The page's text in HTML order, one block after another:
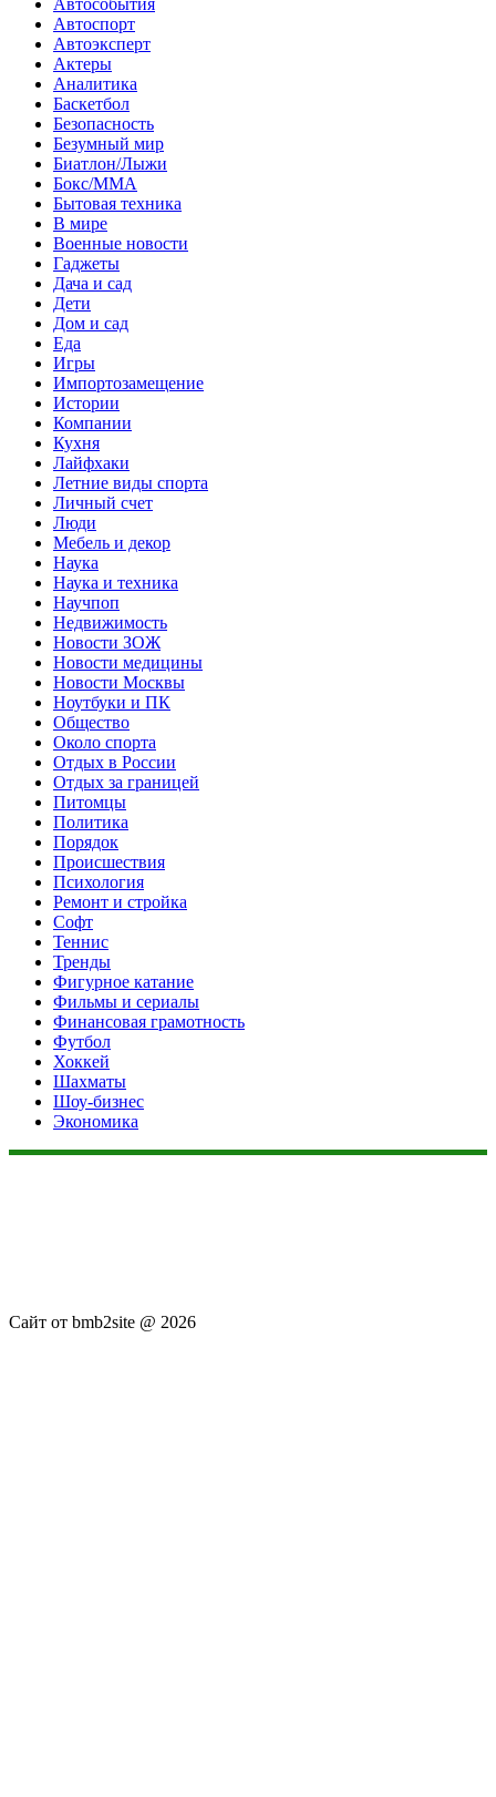
Автоспорт
Автоэксперт
Актеры
Аналитика
Баскетбол
Безопасность
Безумный мир
Биатлон/Лыжи
Бокс/MMA
Бытовая техника
В мире
Военные новости
Гаджеты
Дача и сад
Дети
Дом и сад
Еда
Игры
Импортозамещение
Истории
Компании
Кухня
Лайфхаки
Летние виды спорта
Личный счет
Люди
Мебель и декор
Наука
Наука и техника
Научпоп
Недвижимость
Новости ЗОЖ
Новости медицины
Новости Москвы
Ноутбуки и ПК
Общество
Около спорта
Отдых в России
Отдых за границей
Питомцы
Политика
Порядок
Происшествия
Психология
Ремонт и стройка
Софт
Теннис
Тренды
Фигурное катание
Фильмы и сериалы
Финансовая грамотность
Футбол
Хоккей
Шахматы
Шоу-бизнес
Экономика
Сайт от bmb2site @ 2026